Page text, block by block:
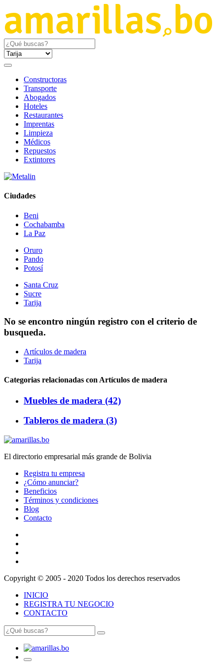
Constructoras
Transporte
Abogados
Hoteles
Restaurantes
Imprentas
Limpieza
Médicos
Repuestos
Extintores
Ciudades
Beni
Cochabamba
La Paz
Oruro
Pando
Potosí
Santa Cruz
Sucre
Tarija
No se encontro ningún registro con el criterio de
busqueda.
Artículos de madera
Tarija
Categorias relacionadas con Artículos de madera
Muebles de madera (42)
Tableros de madera (3)
El directorio empresarial más grande de Bolivia
Registra tu empresa
¿Cómo anunciar?
Beneficios
Términos y condiciones
Blog
Contacto
Copyright © 2005 - 2020 Todos los derechos reservados
INICIO
REGISTRA TU NEGOCIO
CONTACTO